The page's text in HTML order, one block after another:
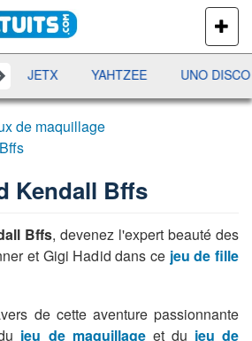
PLUS
DE
JEUX
JETX YAHTZEE UNO DISCO
de maquillage
Kendall Bffs
Bffs, devenez l'expert beauté des
et Gigi Hadid dans ce jeu de fille
de cette aventure passionnante
jeu de maquillageet du jeu de